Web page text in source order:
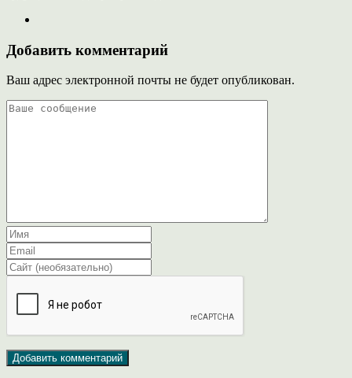
Добавить комментарий
Ваш адрес электронной почты не будет опубликован.